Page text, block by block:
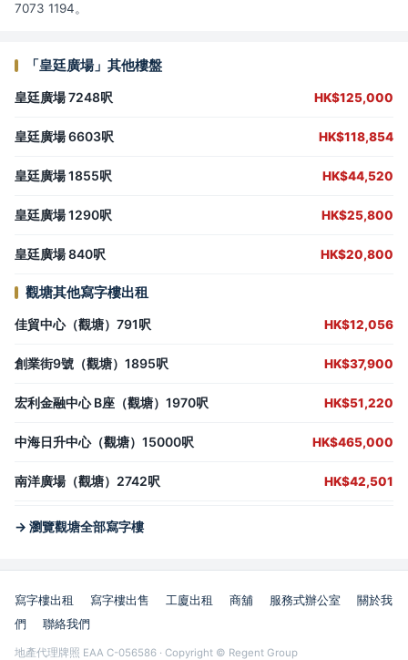
7073 1194。
「皇廷廣場」其他樓盤
皇廷廣場 7248呎 HK$125,000
皇廷廣場 6603呎 HK$118,854
皇廷廣場 1855呎 HK$44,520
皇廷廣場 1290呎 HK$25,800
皇廷廣場 840呎 HK$20,800
觀塘其他寫字樓出租
佳貿中心（觀塘）791呎 HK$12,056
創業街9號（觀塘）1895呎 HK$37,900
宏利金融中心 B座（觀塘）1970呎 HK$51,220
中海日升中心（觀塘）15000呎 HK$465,000
南洋廣場（觀塘）2742呎 HK$42,501
→ 瀏覽觀塘全部寫字樓
寫字樓出租 寫字樓出售 工廈出租 商舖 服務式辦公室
關於我
們
聯絡我們
地產代理牌照 EAA C-056586 · Copyright © Regent Group